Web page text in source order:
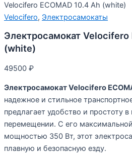
Velocifero ECOMAD 10.4 Ah (white)
Velocifero, Электросамокаты
Электросамокат Velocifero
(white)
49500 ₽
Электросамокат Velocifero
надежное и стильное
предлагает удобство и простоту
перемещении. С его
мощностью 350 Вт, этот
плавную и безопасную езду.